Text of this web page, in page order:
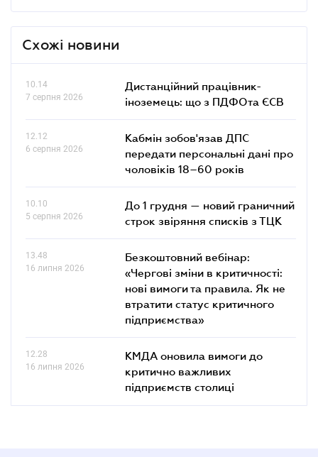
Схожі новини
10.14
7 серпня 2026
Дистанційний працівник-
іноземець: що з ПДФОта ЄСВ
12.12
6 серпня 2026
Кабмін зобов'язав ДПС
передати персональні дані про
чоловіків 18–60 років
10.10
5 серпня 2026
До 1 грудня — новий граничний
строк звіряння списків з ТЦК
13.48
16 липня 2026
Безкоштовний вебінар:
«Чергові зміни в критичності:
нові вимоги та правила. Як не
втратити статус критичного
підприємства»
12.28
16 липня 2026
КМДА оновила вимоги до
критично важливих
підприємств столиці